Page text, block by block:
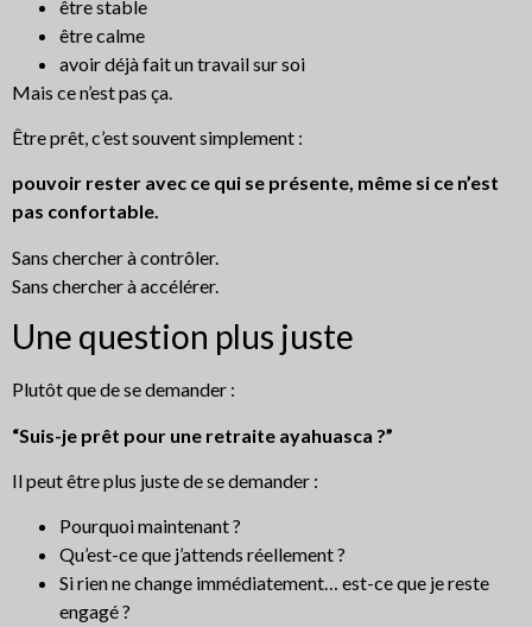
être stable
être calme
avoir déjà fait un travail sur soi
Mais ce n’est pas ça.
Être prêt, c’est souvent simplement :
pouvoir rester avec ce qui se présente, même si ce n’est
pas confortable.
Sans chercher à contrôler.
Sans chercher à accélérer.
Une question plus juste
Plutôt que de se demander :
“Suis-je prêt pour une retraite ayahuasca ?”
Il peut être plus juste de se demander :
Pourquoi maintenant ?
Qu’est-ce que j’attends réellement ?
Si rien ne change immédiatement… est-ce que je reste
engagé ?